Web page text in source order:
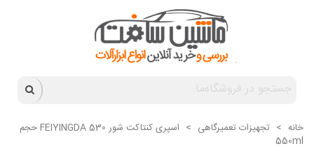
خانه > تجهیزات تعمیرگاهی >
اسپری کنتاکت شور FEIYINGDA 530 حجم
550ml